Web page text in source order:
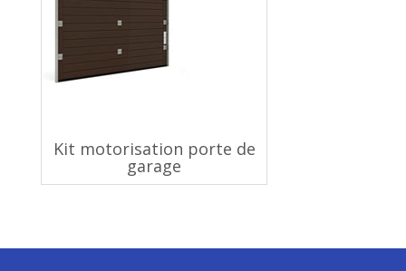
Kit motorisation porte de
garage